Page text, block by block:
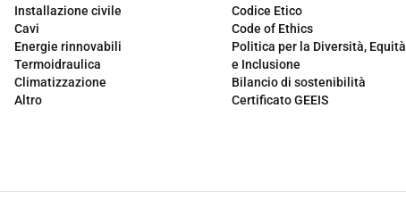
Installazione civile
Cavi
Energie rinnovabili
Termoidraulica
Climatizzazione
Altro
Codice Etico
Code of Ethics
Politica per la Diversità, Equità
e Inclusione
Bilancio di sostenibilità
Certificato GEEIS